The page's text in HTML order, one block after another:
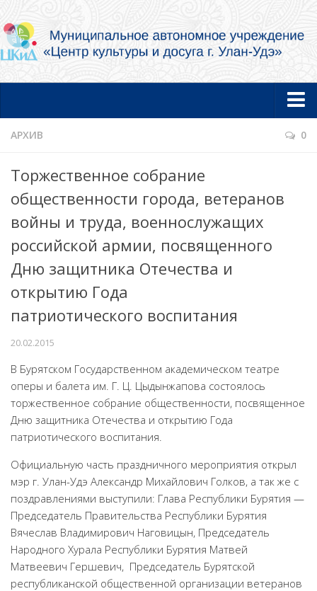
Главная
Об учреждении
Документы
Услуги в электронной форме
Творческие коллективы и артисты
Группа «Лаккитон»
Валико Гаспарян
Ирина Шагдурова
Сергей Плотников
Интернет-приемная
Контакты
Купить Билеты
АРХИВ 0
Торжественное собрание
общественности города, ветеранов
войны и труда, военнослужащих
российской армии, посвященного
Дню защитника Отечества и
открытию Года
патриотического воспитания
20.02.2015
В Бурятском Государственном академическом театре
оперы и балета им. Г. Ц. Цыдынжапова состоялось
торжественное собрание общественности, посвященное
Дню защитника Отечества и открытию Года
патриотического воспитания.
Официальную часть праздничного мероприятия открыл
мэр г. Улан-Удэ Александр Михайлович Голков, а так же с
поздравлениями выступили: Глава Республики Бурятия —
Председатель Правительства Республики Бурятия
Вячеслав Владимирович Наговицын, Председатель
Народного Хурала Республики Бурятия Матвей
Матвеевич Гершевич, Председатель Бурятской
республиканской общественной организации ветеранов